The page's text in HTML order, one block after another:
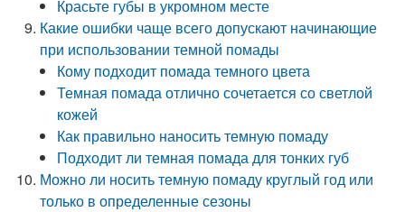
Красьте губы в укромном месте
Какие ошибки чаще всего допускают начинающие
при использовании темной помады
Кому подходит помада темного цвета
Темная помада отлично сочетается со светлой
кожей
Как правильно наносить темную помаду
Подходит ли темная помада для тонких губ
Можно ли носить темную помаду круглый год или
только в определенные сезоны